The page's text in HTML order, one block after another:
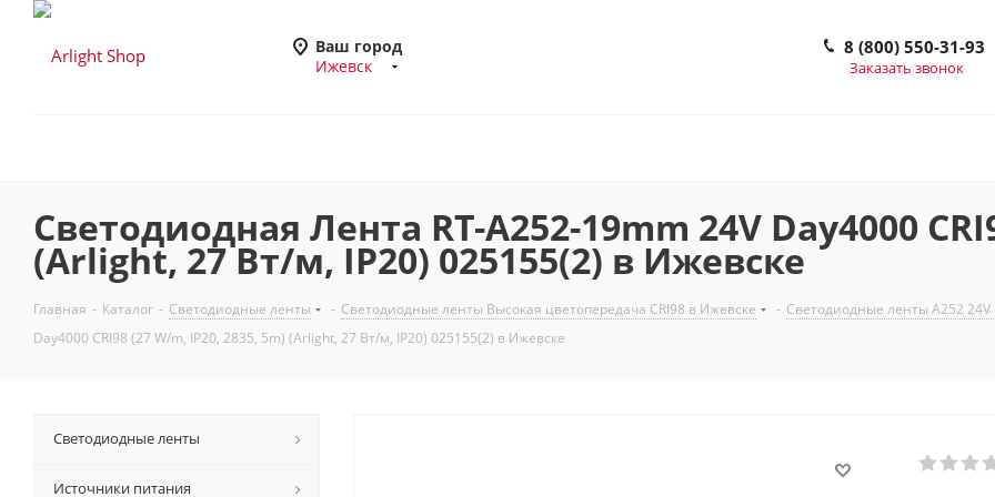
Ваш город
Ижевск
8 (800) 550-31-93
Заказать звонок
Светодиодная Лента RT-A252-19mm 24V Day4000
(Arlight, 27 Вт/м, IP20) 025155(2) в Ижевске
Главная - Каталог - Светодиодные ленты - Светодиодные ленты Высокая цветопередача CRI98 в Ижевске - Светодиодные ленты A252
Day4000 CRI98 (27 W/m, IP20, 2835, 5m) (Arlight, 27 Вт/м, IP20) 025155(2) в Ижевске
Светодиодные ленты
Источники питания